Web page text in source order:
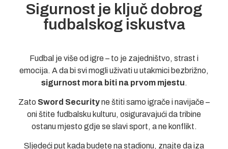
Sigurnost je ključ dobrog
fudbalskog iskustva
Fudbal je više od igre – to je zajedništvo, strast i
emocija. A da bi svi mogli uživati u utakmici bezbrižno,
sigurnost mora biti na prvom mjestu.
Zato Sword Securityne štiti samo igrače i navijače –
oni štite fudbalsku kulturu, osiguravajući da tribine
ostanu mjesto gdje se slavi sport, a ne konflikt.
Sljedeći put kada budete na stadionu, znajte da iza